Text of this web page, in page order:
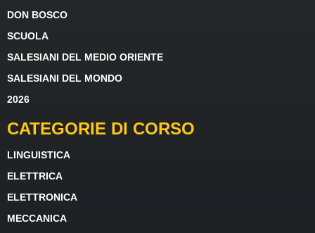
DON BOSCO
SCUOLA
SALESIANI DEL MEDIO ORIENTE
SALESIANI DEL MONDO
2026
CATEGORIE DI CORSO
LINGUISTICA
ELETTRICA
ELETTRONICA
MECCANICA